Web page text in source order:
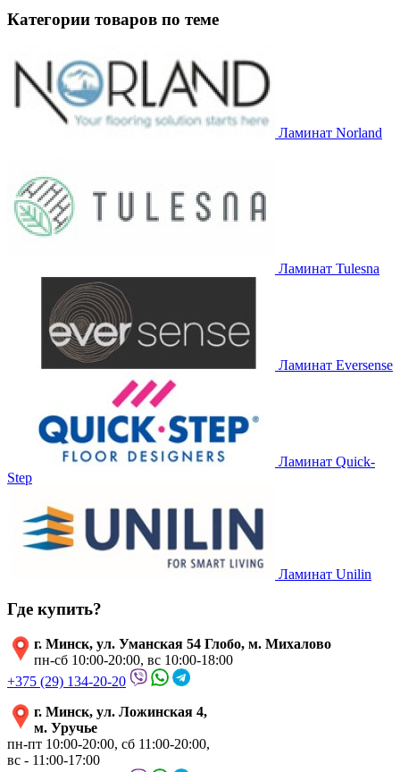
Категории товаров по теме
Ламинат Norland
Ламинат Tulesna
Ламинат Eversense
Ламинат Quick-
Step
Ламинат Unilin
Где купить?
г. Минск, ул. Уманская 54 Глобо, м. Михалово
пн-сб 10:00-20:00, вс 10:00-18:00
+375 (29) 134-20-20
г. Минск, ул. Ложинская 4,
м. Уручье
пн-пт 10:00-20:00, сб 11:00-20:00,
вс - 11:00-17:00